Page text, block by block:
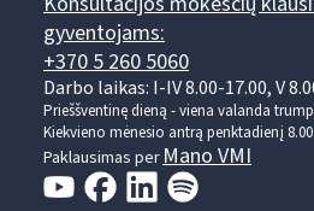
gyventojams:
+370 5 260 5060
Darbo laikas: I-IV 8.00-17.00, V
Prieššventinę dieną - viena valanda
Kiekvieno mėnesio antrą penktadienį 8.00
Paklausimas perMano VMI